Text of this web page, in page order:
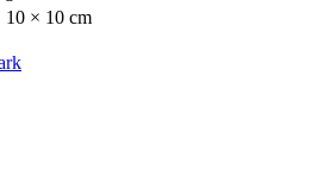
10 × 10 cm